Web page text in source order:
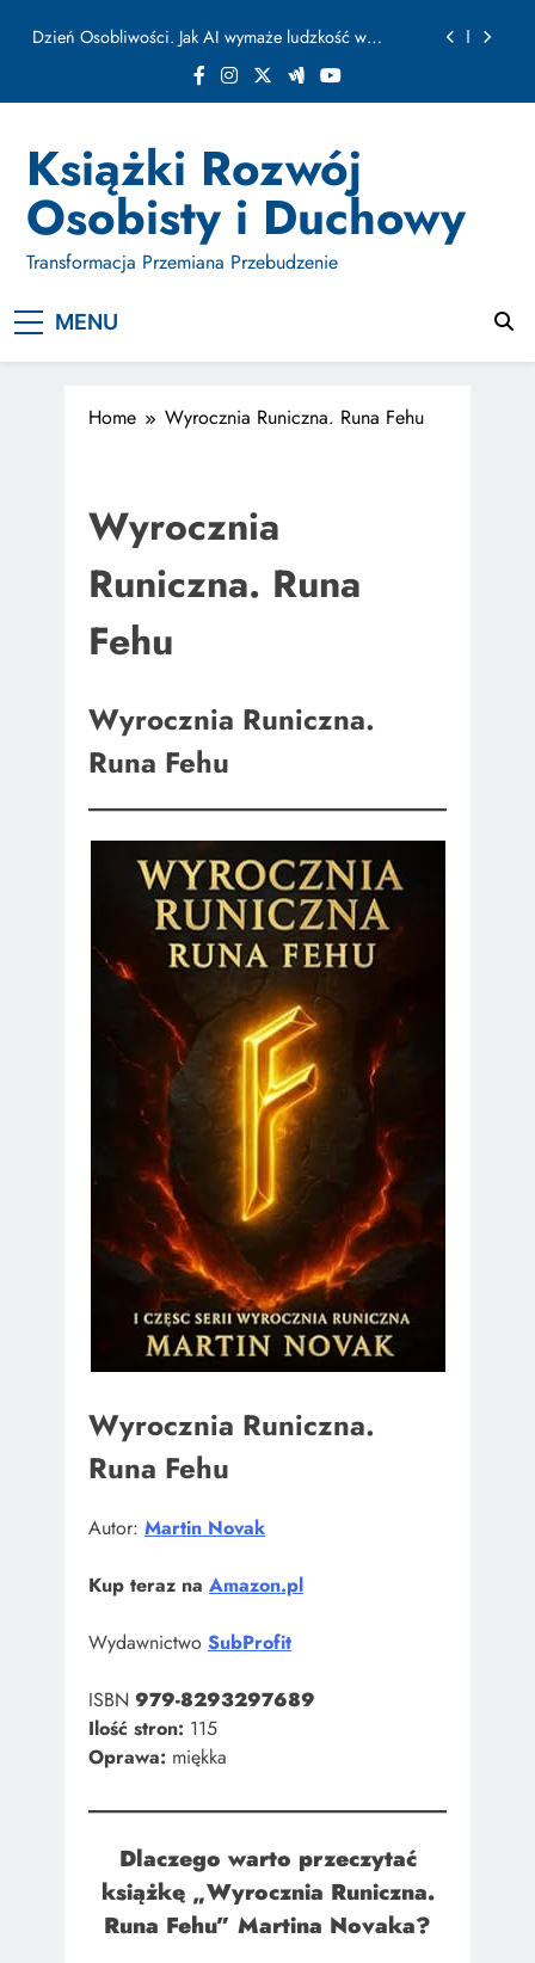
Jak Budować Myślokształty Powodzenia
Jak Projektować i Aktywować Myślokształty dla
Osiągania Celów w Codziennym Życiu
Dzień Osobliwości. Jak AI wymaże ludzkość w
ułamku sekundy
Jak Budować Myślokształty Powodzenia
Osiągania Celów w Codziennym Życiu
Książki Rozwój
Osobisty i Duchowy
Transformacja Przemiana Przebudzenie
MENU
Home Wyrocznia Runiczna. Runa Fehu
Wyrocznia
Runiczna. Runa
Fehu
Wyrocznia Runiczna.
Runa Fehu
Wyrocznia Runiczna.
Runa Fehu
Autor: Martin Novak
Kup teraz na Amazon.pl
Wydawnictwo SubProfit
ISBN 979-8293297689
Ilość stron: 115
Oprawa: miękka
Dlaczego warto przeczytać
książkę „Wyrocznia Runiczna.
Runa Fehu” Martina Novaka?